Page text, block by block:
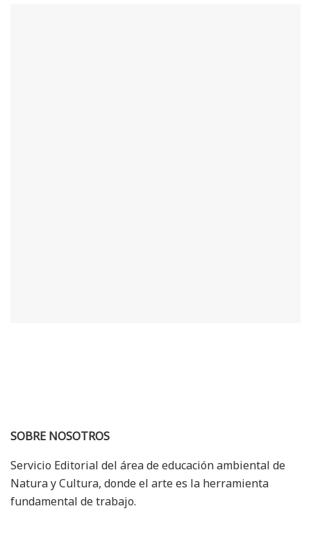
SOBRE NOSOTROS
Servicio Editorial del área de educación ambiental de
Natura y Cultura, donde el arte es la herramienta
fundamental de trabajo.